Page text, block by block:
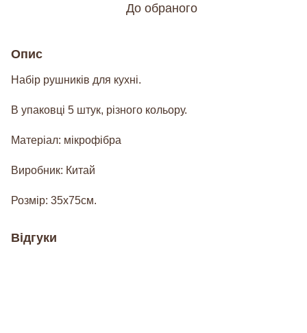
До обраного
Опис
Набір рушників для кухні.
В упаковці 5 штук, різного кольору.
Матеріал: мікрофібра
Виробник: Китай
Розмір: 35х75см.
Відгуки